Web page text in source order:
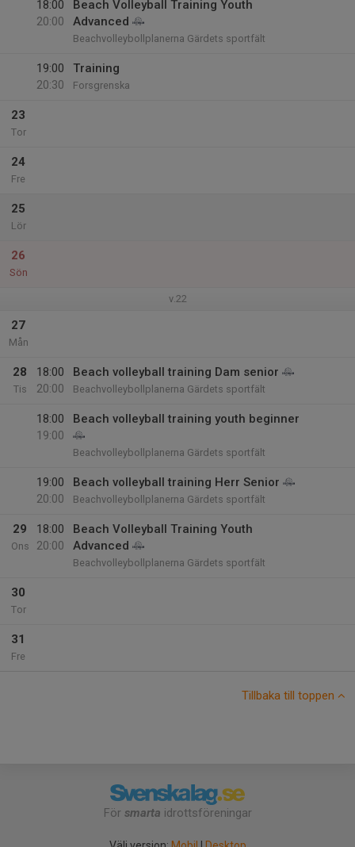
18:00
20:00
Beach Volleyball Training Youth
Advanced
Beachvolleybollplanerna Gärdets sportfält
19:00
20:30
Training
Forsgrenska
23
Tor
24
Fre
25
Lör
26
Sön
v.22
27
Mån
28
Tis
18:00
20:00
Beach volleyball training Dam senior
Beachvolleybollplanerna Gärdets sportfält
18:00
19:00
Beach volleyball training youth beginner
Beachvolleybollplanerna Gärdets sportfält
19:00
20:00
Beach volleyball training Herr Senior
Beachvolleybollplanerna Gärdets sportfält
29
Ons
18:00
20:00
Beach Volleyball Training Youth
Advanced
Beachvolleybollplanerna Gärdets sportfält
30
Tor
31
Fre
Tillbaka till toppen
För smarta idrottsföreningar